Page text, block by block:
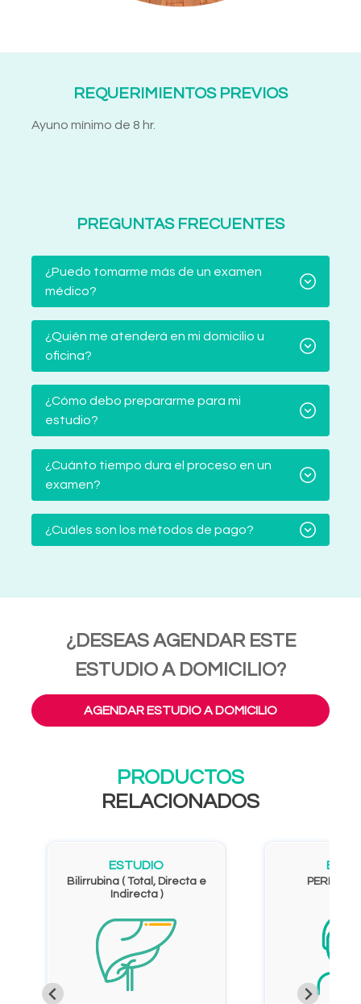
REQUERIMIENTOS PREVIOS
Ayuno mínimo de 8 hr.
PREGUNTAS FRECUENTES
¿Puedo tomarme más de un examen
médico?
¿Quién me atenderá en mi domicilio u
oficina?
¿Cómo debo prepararme para mi
estudio?
¿Cuánto tiempo dura el proceso en un
examen?
¿Cuáles son los métodos de pago?
¿DESEAS AGENDAR ESTE
ESTUDIO A DOMICILIO?
AGENDAR ESTUDIO A DOMICILIO
PRODUCTOS
RELACIONADOS
ESTUDIO
Bilirrubina ( Total, Directa e
Indirecta )
PERFIL